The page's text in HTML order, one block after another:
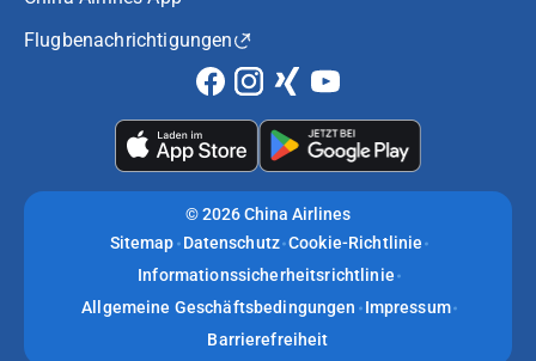
Flugbenachrichtigungen
©2026 China Airlines
Sitemap Datenschutz Cookie-Richtlinie
Informationssicherheitsrichtlinie
Allgemeine Geschäftsbedingungen
Impressum
Barrierefreiheit